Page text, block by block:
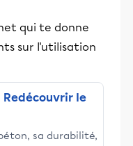
qui te donne
sur l'utilisation
Redécouvrir le
sa durabilité,